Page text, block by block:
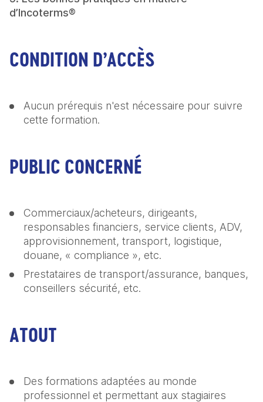
d’Incoterms®
CONDITION D’ACCÈS
Aucun prérequis n'est nécessaire pour suivre
cette formation.
PUBLIC CONCERNÉ
Commerciaux/acheteurs, dirigeants,
responsables financiers, service clients, ADV,
approvisionnement, transport, logistique,
douane, « compliance », etc.
Prestataires de transport/assurance, banques,
conseillers sécurité, etc.
ATOUT
Des formations adaptées au monde
professionnel et permettant aux stagiaires